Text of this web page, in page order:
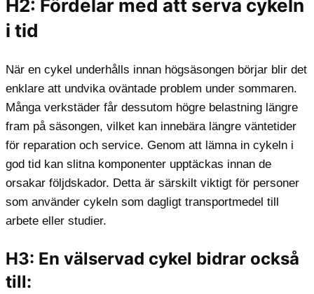
H2: Fördelar med att serva cykeln
i tid
När en cykel underhålls innan högsäsongen börjar blir det
enklare att undvika oväntade problem under sommaren.
Många verkstäder får dessutom högre belastning längre
fram på säsongen, vilket kan innebära längre väntetider
för reparation och service. Genom att lämna in cykeln i
god tid kan slitna komponenter upptäckas innan de
orsakar följdskador. Detta är särskilt viktigt för personer
som använder cykeln som dagligt transportmedel till
arbete eller studier.
H3: En välservad cykel bidrar också
till: